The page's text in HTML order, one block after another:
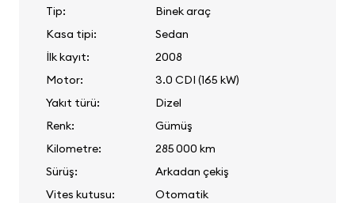
Tip:
Binek araç
Kasa tipi:
Sedan
İlk kayıt:
2008
Motor:
3.0 CDI (165 kW)
Yakıt türü:
Dizel
Renk:
Gümüş
Kilometre:
285 000 km
Sürüş:
Arkadan çekiş
Vites kutusu:
Otomatik